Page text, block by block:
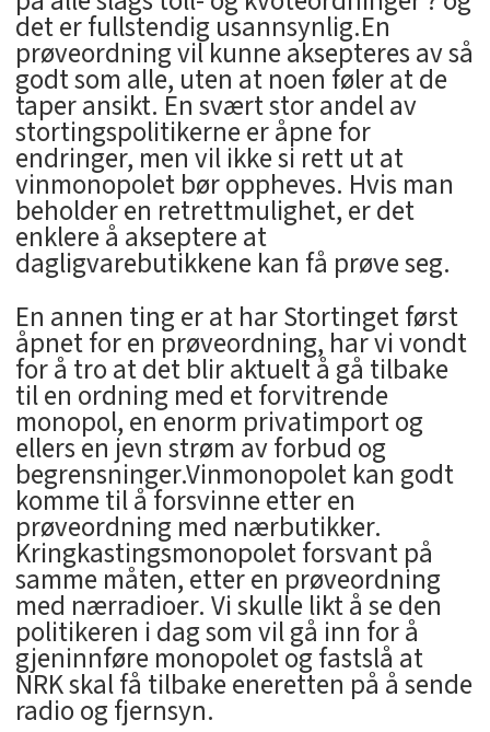
det er fullstendig usannsynlig.En
prøveordning vil kunne aksepteres av så
godt som alle, uten at noen føler at de
taper ansikt. En svært stor andel av
stortingspolitikerne er åpne for
endringer, men vil ikke si rett ut at
vinmonopolet bør oppheves. Hvis man
beholder en retrettmulighet, er det
enklere å akseptere at
dagligvarebutikkene kan få prøve seg.
En annen ting er at har Stortinget først
åpnet for en prøveordning, har vi vondt
for å tro at det blir aktuelt å gå tilbake
til en ordning med et forvitrende
monopol, en enorm privatimport og
ellers en jevn strøm av forbud og
begrensninger.Vinmonopolet kan godt
komme til å forsvinne etter en
prøveordning med nærbutikker.
Kringkastingsmonopolet forsvant på
samme måten, etter en prøveordning
med nærradioer. Vi skulle likt å se den
politikeren i dag som vil gå inn for å
gjeninnføre monopolet og fastslå at
NRK skal få tilbake eneretten på å sende
radio og fjernsyn.